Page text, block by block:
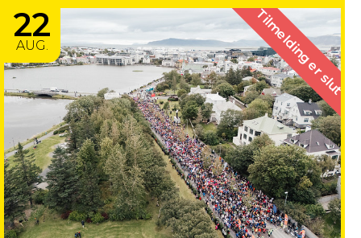
22
AUG. Tilmelding er slut